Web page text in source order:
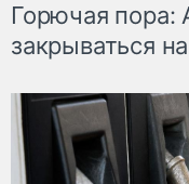
Горючая пора:
закрываться